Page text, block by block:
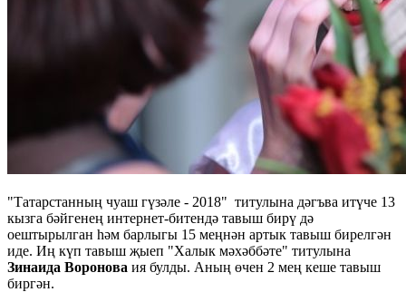
"Татарстанның чуаш гүзәле - 2018" титулына дәгъва итүче 13
кызга бәйгенең интернет-битендә тавыш бирү дә
оештырылган һәм барлыгы 15 меңнән артык тавыш бирелгән
иде. Иң күп тавыш җыеп "Халык мәхәббәте" титулына
Зинаида Воронова ия булды. Аның өчен 2 мең кеше тавыш
биргән.